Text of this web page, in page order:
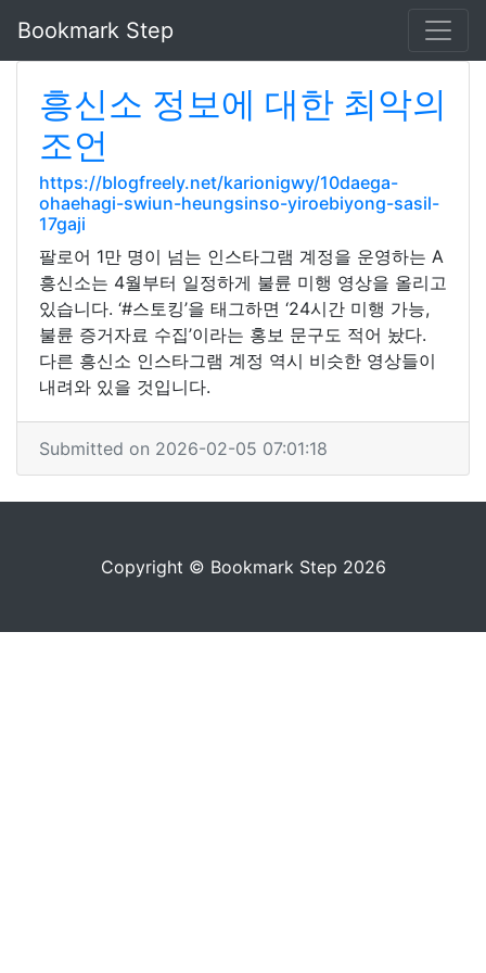
Bookmark Step
흥신소 정보에 대한 최악의
조언
https://blogfreely.net/karionigwy/10daega-
ohaehagi-swiun-heungsinso-yiroebiyong-sasil-
17gaji
팔로어 1만 명이 넘는 인스타그램 계정을 운영하는 A
흥신소는 4월부터 일정하게 불륜 미행 영상을 올리고
있습니다. ‘#스토킹’을 태그하면 ‘24시간 미행 가능,
불륜 증거자료 수집’이라는 홍보 문구도 적어 놨다.
다른 흥신소 인스타그램 계정 역시 비슷한 영상들이
내려와 있을 것입니다.
Submitted on 2026-02-05 07:01:18
Copyright © Bookmark Step 2026